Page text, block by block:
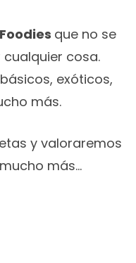
Foodies que no se
cosa.
exóticos,
más.
y valoraremos
más…